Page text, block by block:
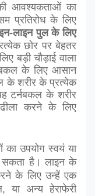
आवश्यकताओं का
प्रतिरोध के लिए
लाइन पुल के लिए
छोर पर बेहतर
बड़ी चौड़ाई वाला
के लिए आसान
के शरीर के प्रत्येक
टर्नबकल के शरीर
करने के लिए
का उपयोग स्वयं या
है। लाइन के
के लिए उन्हें एक
अन्य हेराफेरी